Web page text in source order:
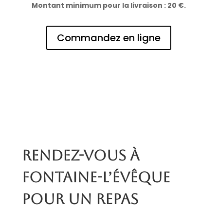
Montant minimum pour la livraison : 20 €.
Commandez en ligne
Rendez-vous à
Fontaine-l’Évêque
pour un repas